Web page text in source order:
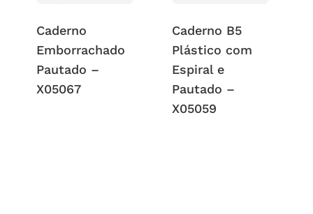
Caderno
Emborrachado
Pautado –
X05067
Caderno B5
Plástico com
Espiral e
Pautado –
X05059